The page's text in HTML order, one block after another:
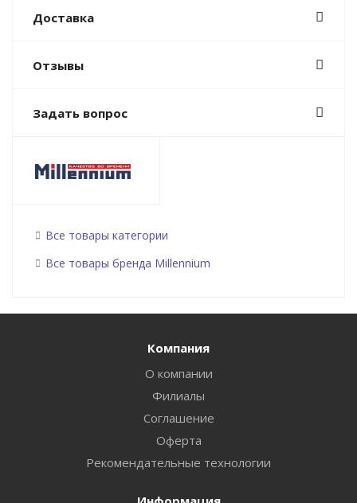
Доставка
Отзывы
Задать вопрос
Все товары категории
Все товары бренда Millennium
Компания
О компании
Филиалы
Соглашение
Оферта
Рекомендательные технологии